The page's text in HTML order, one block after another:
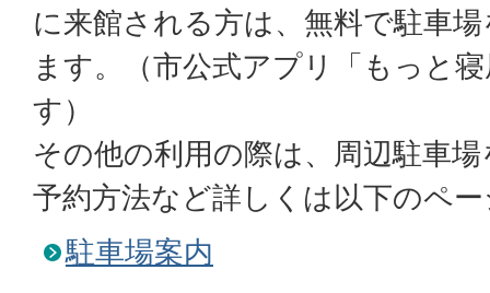
に来館される方は、無料で駐車
ます。（市公式アプリ「もっと
す）
その他の利用の際は、周辺駐車
予約方法など詳しくは以下のペ
駐車場案内